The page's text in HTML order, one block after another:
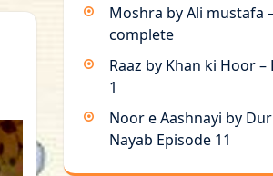
Moshra by Ali mustafa
complete
Raaz by Khan ki Hoor –
1
Noor e Aashnayi by
Nayab Episode 11